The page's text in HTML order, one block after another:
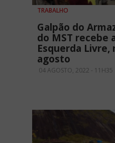
TRABALHO
Galpão do
do MST recebe
Esquerda Livre,
agosto
04 AGOSTO, 2022 - 11H35